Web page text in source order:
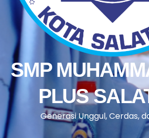
SMP
PLUS
Generasi Unggul, Cerdas,